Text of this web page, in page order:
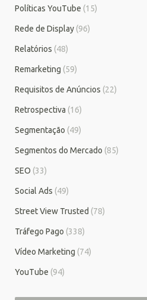
Políticas YouTube (15)
Rede de Display (96)
Relatórios (48)
Remarketing (59)
Requisitos de Anúncios (22)
Retrospectiva (16)
Segmentação (49)
Segmentos do Mercado (85)
SEO (33)
Social Ads (49)
Street View Trusted (78)
Tráfego Pago (338)
Vídeo Marketing (74)
YouTube (94)